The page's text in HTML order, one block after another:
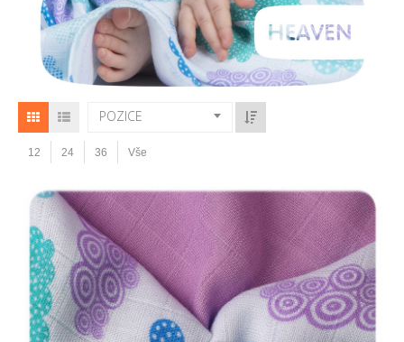
POZICE
12 24 36 Vše